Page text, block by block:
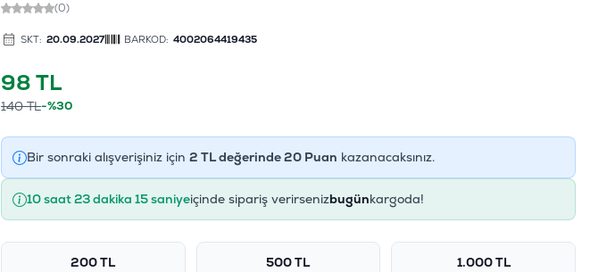
(0)
SKT: 20.09.2027 BARKOD: 4002064419435
98TL
140TL-%30
Bir sonraki alışverişiniz için 2 TL değerinde20Puan kazanacaksınız.
10 saat 23 dakika 14 saniyeiçinde sipariş verirsenizbugünkargoda!
200 TL 500 TL 1.000 TL